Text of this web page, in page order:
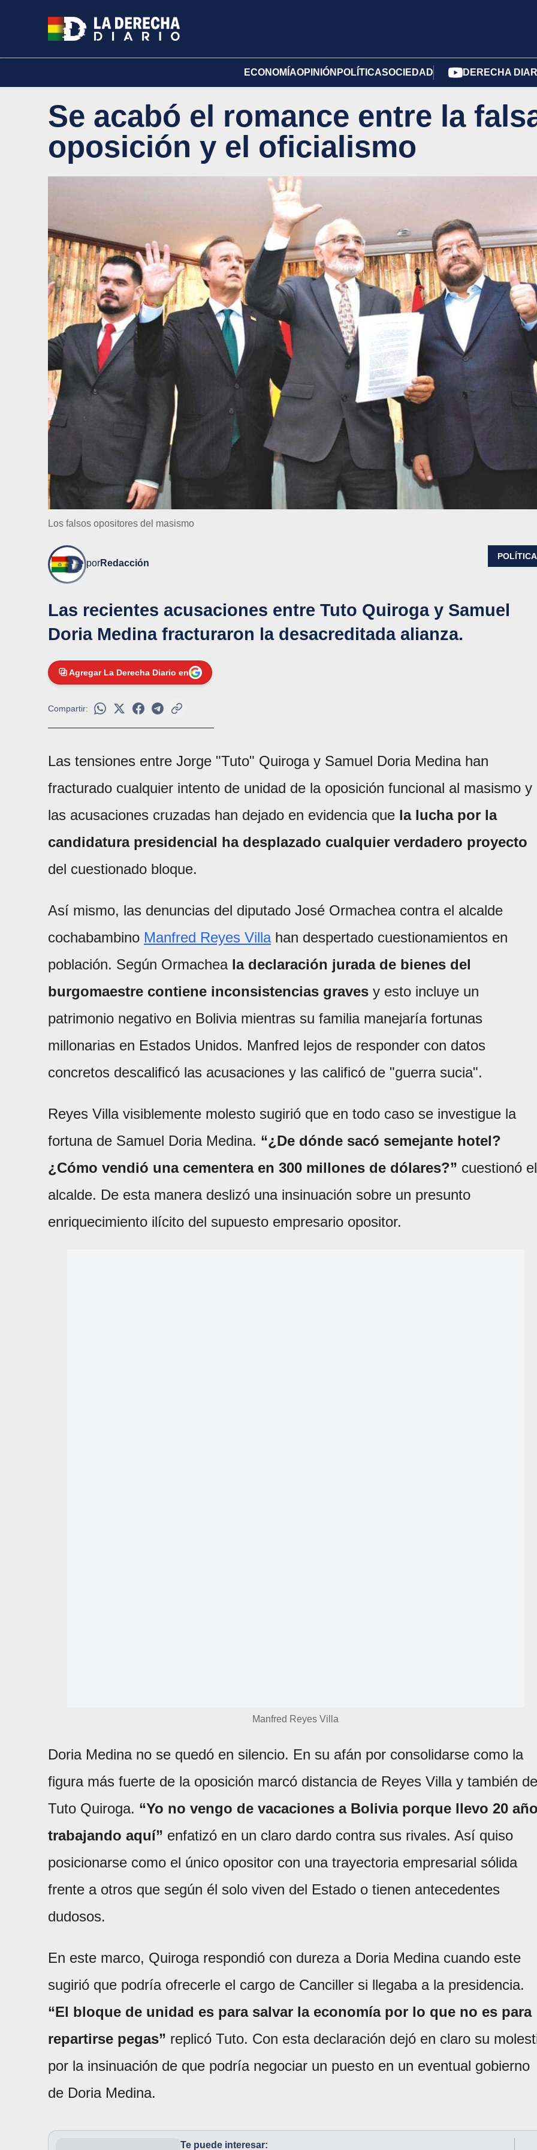
ECONOMÍAOPINIÓN POLÍTICASOCIEDAD DERECHA
Se acabó el romance entre la
oposición y el oficialismo
Los falsos opositores del masismo
porRedacción
POLÍTICA
Las recientes acusaciones entre Tuto Quiroga y Samuel
Doria Medina fracturaron la desacreditada alianza.
Agregar La Derecha Diario en
Compartir:
Las tensiones entre Jorge "Tuto" Quiroga y Samuel Doria Medina han
fracturado cualquier intento de unidad de la oposición funcional al masismo y
las acusaciones cruzadas han dejado en evidencia que la lucha por la
candidatura presidencial ha desplazado cualquier verdadero proyecto
del cuestionado bloque.
Así mismo, las denuncias del diputado José Ormachea contra el alcalde
cochabambino Manfred Reyes Villahan despertado cuestionamientos en
población. Según Ormachea la declaración jurada de bienes del
burgomaestre contiene inconsistencias graves y esto incluye un
patrimonio negativo en Bolivia mientras su familia manejaría fortunas
millonarias en Estados Unidos. Manfred lejos de responder con datos
concretos descalificó las acusaciones y las calificó de "guerra sucia".
Reyes Villa visiblemente molesto sugirió que en todo caso se investigue la
fortuna de Samuel Doria Medina. “¿De dónde sacó semejante hotel?
¿Cómo vendió una cementera en 300 millones de dólares?” cuestionó el
alcalde. De esta manera deslizó una insinuación sobre un presunto
enriquecimiento ilícito del supuesto empresario opositor.
Manfred Reyes Villa
Doria Medina no se quedó en silencio. En su afán por consolidarse como la
figura más fuerte de la oposición marcó distancia de Reyes Villa y también de
Tuto Quiroga. “Yo no vengo de vacaciones a Bolivia porque llevo 20
trabajando aquí” enfatizó en un claro dardo contra sus rivales. Así quiso
posicionarse como el único opositor con una trayectoria empresarial sólida
frente a otros que según él solo viven del Estado o tienen antecedentes
dudosos.
En este marco, Quiroga respondió con dureza a Doria Medina cuando este
sugirió que podría ofrecerle el cargo de Canciller si llegaba a la presidencia.
“El bloque de unidad es para salvar la economía por lo que no es para
repartirse pegas” replicó Tuto. Con esta declaración dejó en claro su
por la insinuación de que podría negociar un puesto en un eventual gobierno
de Doria Medina.
Te puede interesar: